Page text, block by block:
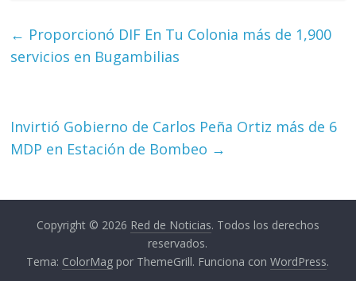
← Proporcionó DIF En Tu Colonia más de 1,900
servicios en Bugambilias
Invirtió Gobierno de Carlos Peña Ortiz más de 6
MDP en Estación de Bombeo →
Copyright © 2026 Red de Noticias. Todos los derechos
reservados.
Tema: ColorMag por ThemeGrill. Funciona conWordPress.